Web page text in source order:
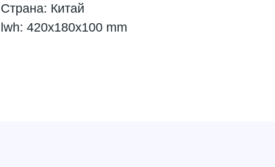
Страна: Китай
lwh: 420x180x100 mm